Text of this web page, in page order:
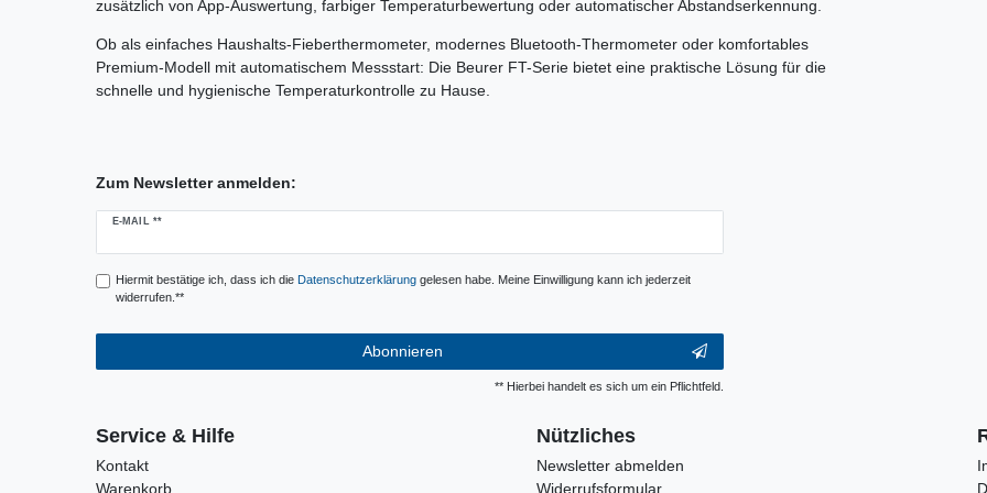
zusätzlich von App-Auswertung, farbiger Temperaturbewertung oder automatischer Abstandserkennung.
Ob als einfaches Haushalts-Fieberthermometer, modernes Bluetooth-Thermometer oder komfortables
Premium-Modell mit automatischem Messstart: Die Beurer FT-Serie bietet eine praktische Lösung für die
schnelle und hygienische Temperaturkontrolle zu Hause.
Zum Newsletter anmelden:
E-MAIL **
Newsletter
Hiermit bestätige ich, dass ich die Daten­schutz­erklärunggelesen habe. Meine Einwilligung kann ich jederzeit
widerrufen.**
Abonnieren
** Hierbei handelt es sich um ein Pflichtfeld.
Service & Hilfe
Kontakt
Warenkorb
Nützliches
Newsletter abmelden
Widerrufsformular